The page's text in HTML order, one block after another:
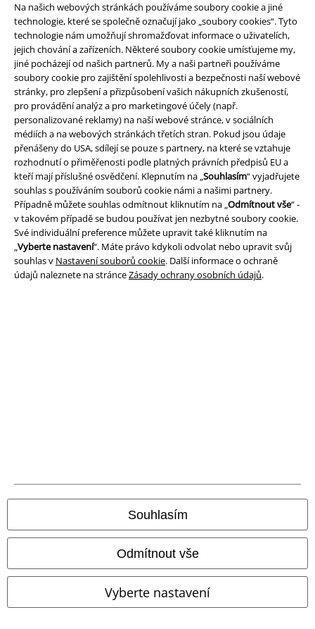
Na našich webových stránkách používáme soubory cookie a jiné
technologie, které se společně označují jako „soubory cookies“. Tyto
technologie nám umožňují shromažďovat informace o uživatelích,
jejich chování a zařízeních. Některé soubory cookie umísťujeme my,
jiné pocházejí od našich partnerů. My a naši partneři používáme
soubory cookie pro zajištění spolehlivosti a bezpečnosti naší webové
stránky, pro zlepšení a přizpůsobení vašich nákupních zkušeností,
pro provádění analýz a pro marketingové účely (např.
personalizované reklamy) na naší webové stránce, v sociálních
médiích a na webových stránkách třetích stran. Pokud jsou údaje
přenášeny do USA, sdílejí se pouze s partnery, na které se vztahuje
rozhodnutí o přiměřenosti podle platných právních předpisů EU a
kteří mají příslušné osvědčení. Klepnutím na „Souhlasím“ vyjadřujete
souhlas s používáním souborů cookie námi a našimi partnery.
Případně můžete souhlas odmítnout kliknutím na „Odmítnout vše“ -
v takovém případě se budou používat jen nezbytné soubory cookie.
Své individuální preference můžete upravit také kliknutím na
„Vyberte nastavení“. Máte právo kdykoli odvolat nebo upravit svůj
souhlas v Nastavení souborů cookie. Další informace o ochraně
údajů naleznete na stránceZásady ochrany osobních údajů.
Souhlasím
Odmítnout vše
Vyberte nastavení
% %